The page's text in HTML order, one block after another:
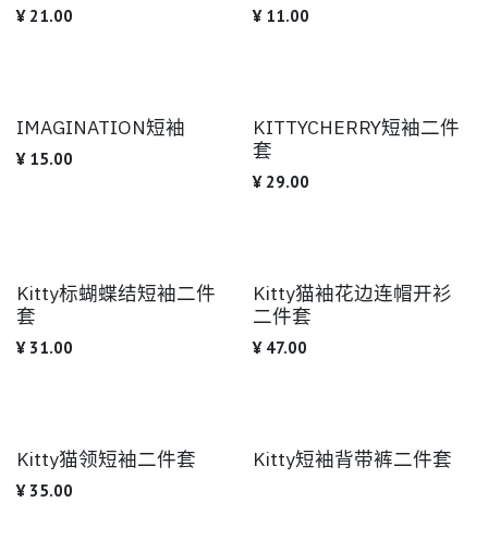
¥ 21.00 ¥ 11.00
IMAGINATION短袖
¥ 15.00
KITTYCHERRY短袖二件
套
¥ 29.00
Kitty标蝴蝶结短袖二件
套
¥ 31.00
Kitty猫袖花边连帽开衫
二件套
¥ 47.00
Kitty猫领短袖二件套
¥ 35.00
Kitty短袖背带裤二件套